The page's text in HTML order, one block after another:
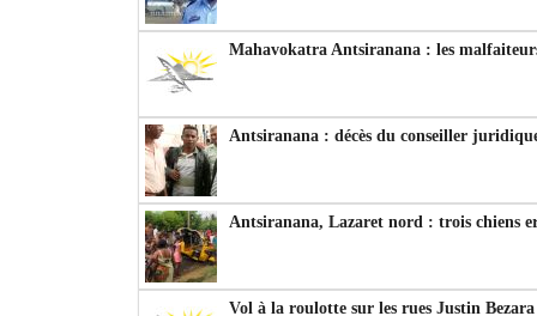
Mahavokatra Antsiranana : les
Antsiranana : décès du conseiller
Antsiranana, Lazaret nord : trois chiens
Vol à la roulotte sur les rues Justin